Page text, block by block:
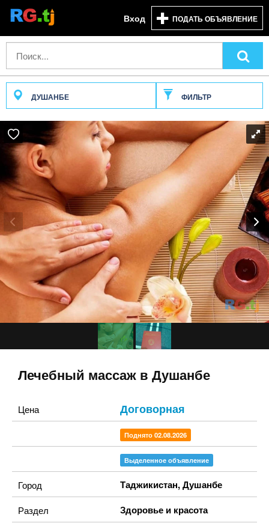
Вход ПОДАТЬ ОБЪЯВЛЕНИЕ
ДУШАНБЕ ФИЛЬТР
Лечебный массаж в Душанбе
Цена Договорная
Поднято 02.08.2026
Выделенное объявление
Город Таджикистан,Душанбе
Раздел Здоровье и красота